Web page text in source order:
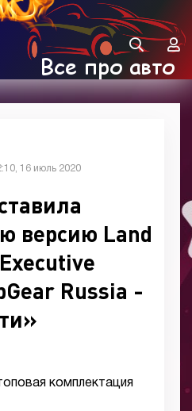
16 июль 2020
версию Land
Russia -
комплектация